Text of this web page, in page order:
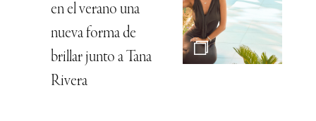
en el verano una
nueva forma de
brillar junto a Tana
Rivera